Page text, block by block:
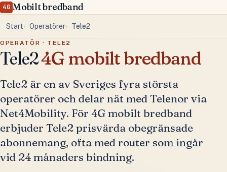
4G Mobilt bredband
Start Operatörer Tele2
OPERATÖR · TELE2
Tele24G mobilt bredband
Tele2 är en av Sveriges fyra största
operatörer och delar nät med Telenor via
Net4Mobility. För 4G mobilt bredband
erbjuder Tele2 prisvärda obegränsade
abonnemang, ofta med router som ingår
vid 24 månaders bindning.